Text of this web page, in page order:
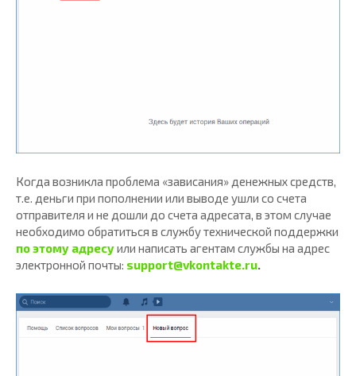
Когда возникла проблема «зависания» денежных средств,
т.е. деньги при пополнении или выводе ушли со счета
отправителя и не дошли до счета адресата, в этом случае
необходимо обратиться в службу технической поддержки
по этому адресуили написать агентам службы на адрес
электронной почты: support@vkontakte.ru.